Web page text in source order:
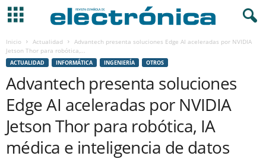
Inicio Actualidad
Advantech presenta soluciones Edge AI aceleradas por NVIDIA
Jetson Thor para robótica,...
ACTUALIDAD INFORMÁTICA INGENIERÍA OTROS
Advantech presenta soluciones
Edge AI aceleradas por NVIDIA
Jetson Thor para robótica, IA
médica e inteligencia de datos